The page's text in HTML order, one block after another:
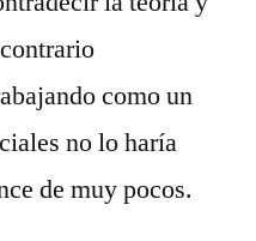
como un
no lo haría
de muy pocos.